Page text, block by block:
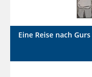
Eine Reise nach Gurs